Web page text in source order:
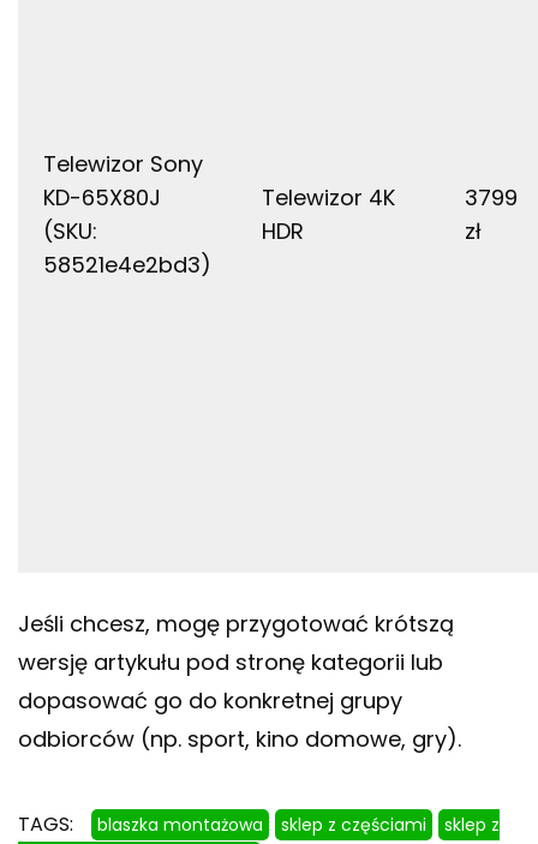
Telewizor Sony
KD-65X80J
(SKU:
58521e4e2bd3)
Telewizor 4K
HDR
3799
zł
Jeśli chcesz, mogę przygotować krótszą
wersję artykułu pod stronę kategorii lub
dopasować go do konkretnej grupy
odbiorców (np. sport, kino domowe, gry).
TAGS: blaszka montażowa sklep z częściami
sklep z